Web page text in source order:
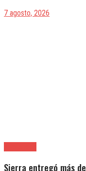
7 agosto, 2026
Sierra entregó más